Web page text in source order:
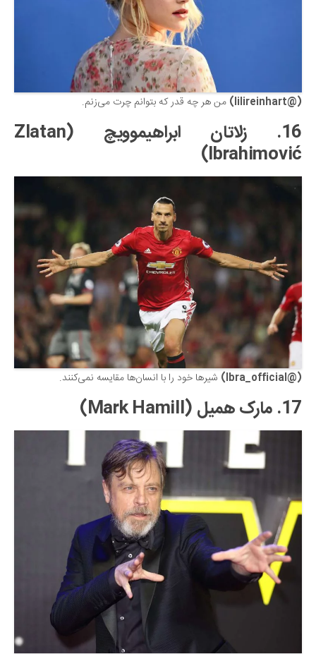
(@lilireinhart) من هر چه قدر که بتوانم چرت می‌زنم.
16. زلاتان ابراهیموویچ (Zlatan
Ibrahimović)
(@Ibra_official) شیرها خود را با انسان‌ها مقایسه نمی‌کنند.
17. مارک همیل (Mark Hamill)